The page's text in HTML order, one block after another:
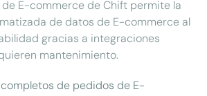
E-commerce de Chift permite la
de datos de E-commerce al
gracias a integraciones
mantenimiento.
de pedidos de E-